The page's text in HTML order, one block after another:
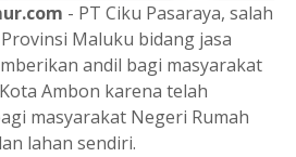
- PT Ciku Pasaraya, salah
Maluku bidang jasa
andil bagi masyarakat
Ambon karena telah
masyarakat Negeri Rumah
lahan sendiri.